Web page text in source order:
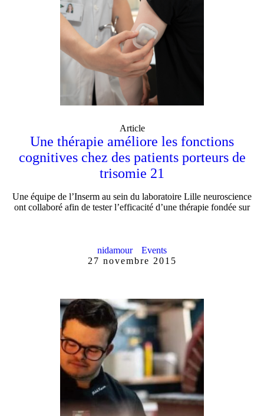
Article
Une thérapie améliore les fonctions
cognitives chez des patients porteurs de
trisomie 21
Une équipe de l’Inserm au sein du laboratoire Lille neuroscience
ont collaboré afin de tester l’efficacité d’une thérapie fondée sur
nidamour
Events
27 novembre 2015